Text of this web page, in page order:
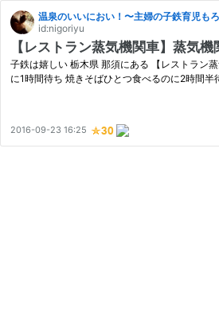
温泉のいいにおい！〜主婦の子鉄育児も
id:nigoriyu
【レストラン蒸気機関車】蒸気
子鉄は嬉しい 栃木県 那須にある 【レストラン
に1時間待ち 焼きそばひとつ食べるのに2時間
2016-09-23 16:25